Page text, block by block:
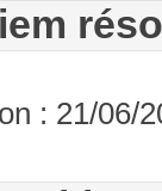
: 21/06/